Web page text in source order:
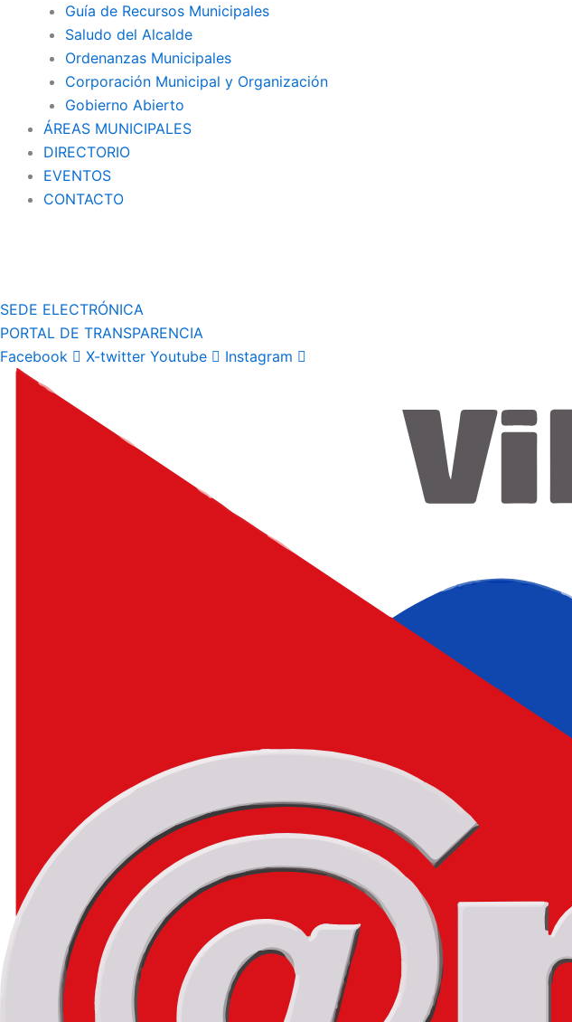
Guía de Recursos Municipales
Saludo del Alcalde
Ordenanzas Municipales
Corporación Municipal y Organización
Gobierno Abierto
ÁREAS MUNICIPALES
DIRECTORIO
EVENTOS
CONTACTO
SEDE ELECTRÓNICA
PORTAL DE TRANSPARENCIA
Facebook
X-twitter Youtube Instagram